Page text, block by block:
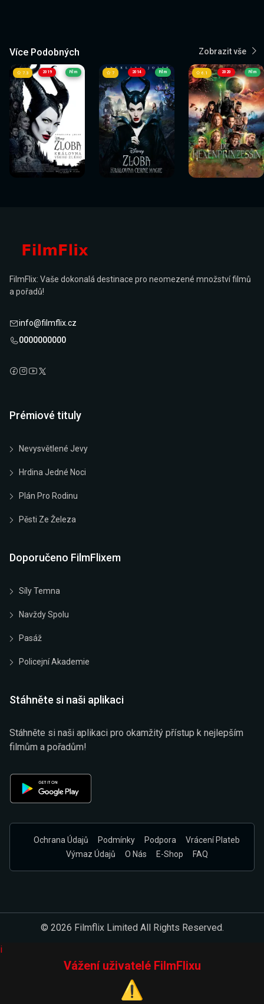
Více Podobných Zobrazit vše
2019
Sledovat
nyní
7.3 Film
Sledovat
nyní
2014
Sledovat
nyní
7 Film
Sledovat
nyní
2020
Sledovat
nyní
6.1 Film
Sledovat
nyní
FilmFlix: Vaše dokonalá destinace pro neomezené množství filmů
a pořadů!
info@filmflix.cz
0000000000
Prémiové tituly
Nevysvětlené Jevy
Hrdina Jedné Noci
Plán Pro Rodinu
Pěsti Ze Železa
Doporučeno FilmFlixem
Síly Temna
Navždy Spolu
Pasáž
Policejní Akademie
Stáhněte si naši aplikaci
Stáhněte si naši aplikaci pro okamžitý přístup k nejlepším
filmům a pořadům!
Ochrana Údajů Podmínky Podpora
Vrácení Plateb
Výmaz Údajů
O Nás E-Shop FAQ
© 2026 Filmflix Limited All Rights Reserved.
i
Vážení uživatelé FilmFlixu
⚠️